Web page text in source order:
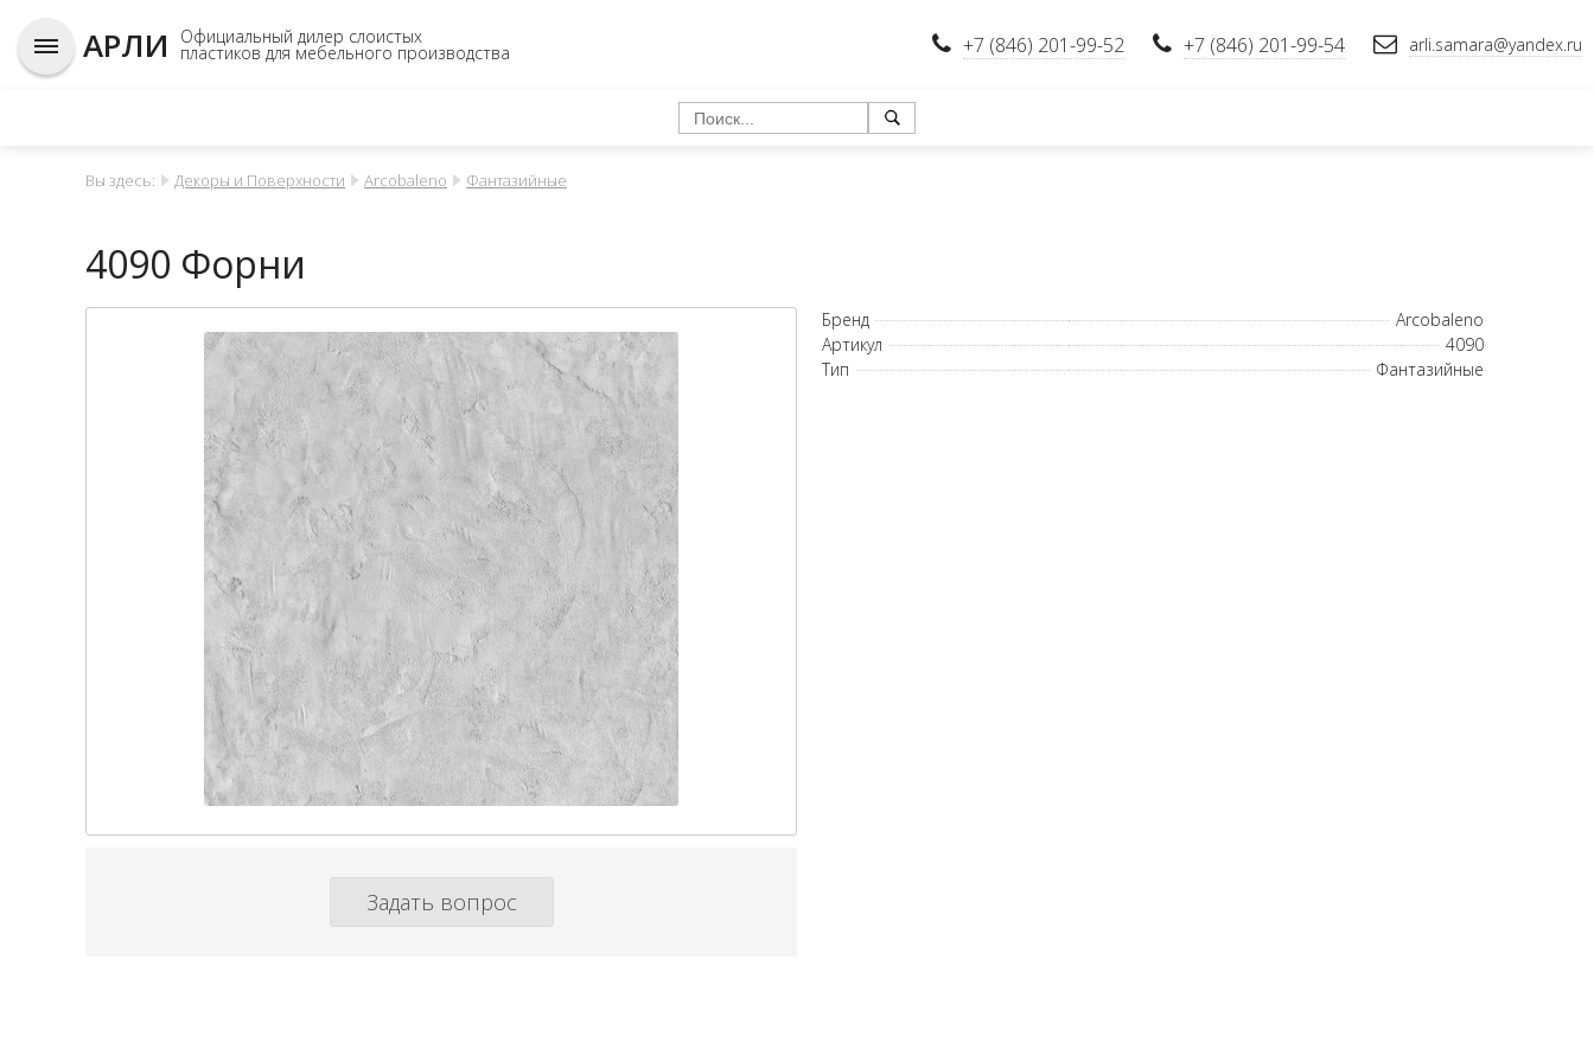
АРЛИ Официальный дилер слоистых
пластиков для мебельного производства +7 (846) 201-99-52 +7 (846) 201-99-54 arli.samara@yandex.ru
Вы здесь: Декоры и Поверхности Arcobaleno Фантазийные
4090 Форни
Задать вопрос
Бренд
Arcobaleno
Артикул
4090
Тип
Фантазийные